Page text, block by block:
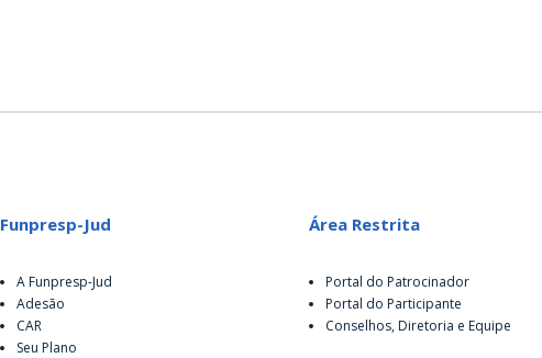
Funpresp-Jud
A Funpresp-Jud
Adesão
CAR
Seu Plano
Área Restrita
Portal do Patrocinador
Portal do Participante
Conselhos, Diretoria e Equipe